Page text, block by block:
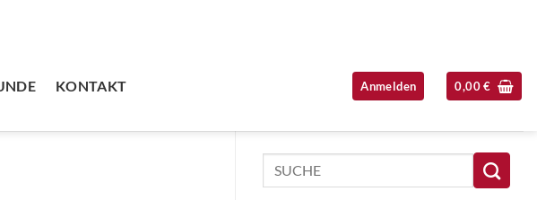
KONTAKT Anmelden 0,00€
Suchen
nach: